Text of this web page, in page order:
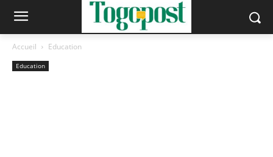
Accueil Education
Education